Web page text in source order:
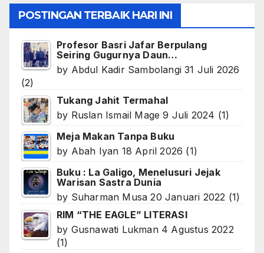
POSTINGAN TERBAIK HARI INI
Profesor Basri Jafar Berpulang
Seiring Gugurnya Daun…
by Abdul Kadir Sambolangi 31 Juli 2026
(2)
Tukang Jahit Termahal
by Ruslan Ismail Mage 9 Juli 2024 (1)
Meja Makan Tanpa Buku
by Abah Iyan 18 April 2026 (1)
Buku : La Galigo, Menelusuri Jejak
Warisan Sastra Dunia
by Suharman Musa 20 Januari 2022 (1)
RIM “THE EAGLE” LITERASI
by Gusnawati Lukman 4 Agustus 2022
(1)